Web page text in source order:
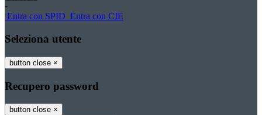
-
Entra con SPID Entra con CIE
Seleziona utente
button close ×
Recupero password
button close ×